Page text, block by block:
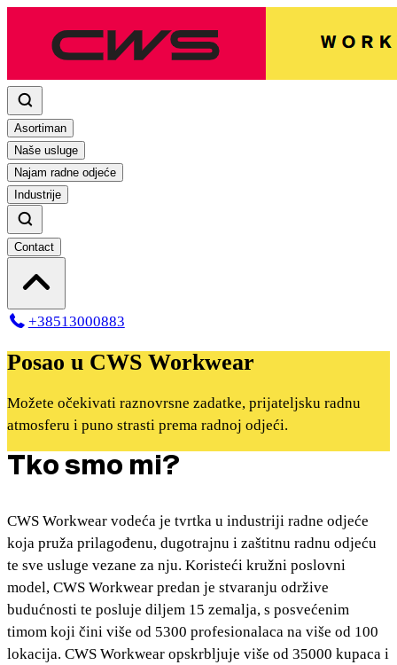
Asortiman
Naše usluge
Najam radne odjeće
Industrije
Contact
+38513000883
Posao u CWS Workwear
Možete očekivati raznovrsne zadatke, prijateljsku radnu
atmosferu i puno strasti prema radnoj odjeći.
Tko smo mi?
CWS Workwear vodeća je tvrtka u industriji radne odjeće
koja pruža prilagođenu, dugotrajnu i zaštitnu radnu odjeću
te sve usluge vezane za nju. Koristeći kružni poslovni
model, CWS Workwear predan je stvaranju održive
budućnosti te posluje diljem 15 zemalja, s posvećenim
timom koji čini više od 5300 profesionalaca na više od 100
lokacija. CWS Workwear opskrbljuje više od 35000 kupaca i